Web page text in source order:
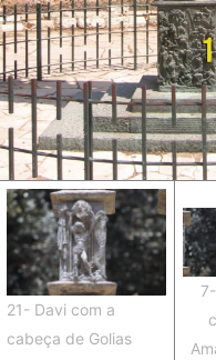
21- Davi com a
cabeça de Golias